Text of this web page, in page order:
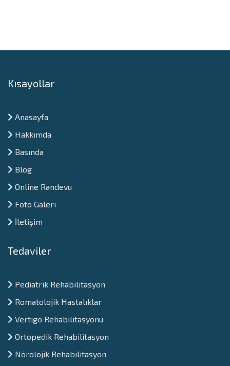
Kısayollar
Anasayfa
Hakkımda
Basında
Blog
Online Randevu
Foto Galeri
İletişim
Tedaviler
Pediatrik Rehabilitasyon
Romatolojik Hastalıklar
Vertigo Rehabilitasyonu
Ortopedik Rehabilitasyon
Nörolojik Rehabilitasyon